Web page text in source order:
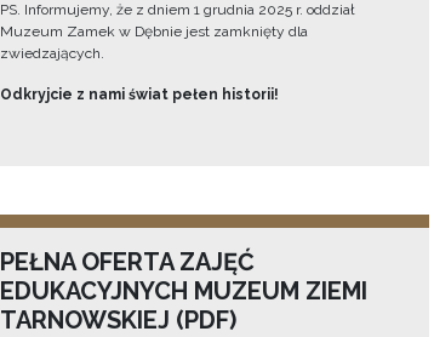
PS. Informujemy, że z dniem 1 grudnia 2025 r. oddział
Muzeum Zamek w Dębnie jest zamknięty dla
zwiedzających.
Odkryjcie z nami świat pełen historii!
PEŁNA OFERTA ZAJĘĆ
EDUKACYJNYCH MUZEUM ZIEMI
TARNOWSKIEJ (PDF)